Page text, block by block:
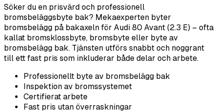
Söker du en prisvärd och professionell
bromsbeläggsbyte bak? Mekaexperten byter
bromsbelägg på bakaxeln för Audi 80 Avant (2.3 E) – ofta
kallat bromsklossbyte, bromsbyte eller byte av
bromsbelägg bak. Tjänsten utförs snabbt och noggrant
till ett fast pris som inkluderar både delar och arbete.
Professionellt byte av bromsbelägg bak
Inspektion av bromssystemet
Certifierat arbete
Fast pris utan överraskningar